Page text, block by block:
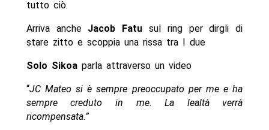
tutto ciò.
Arriva anche Jacob Fatu sul ring per dirgli di
stare zitto e scoppia una rissa tra I due
Solo Sikoaparla attraverso un video
“JC Mateo si è sempre preoccupato per me e ha
sempre creduto in me. La lealtà verrà
ricompensata.”